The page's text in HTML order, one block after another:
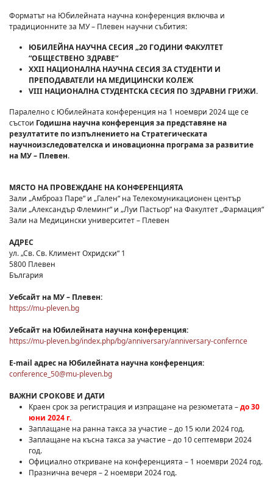
Форматът на Юбилейната научна конференция включва и
традиционните за МУ – Плевен научни събития:
ЮБИЛЕЙНА НАУЧНА СЕСИЯ „20 ГОДИНИ ФАКУЛТЕТ
“OБЩЕСТВЕНО ЗДРАВЕ“
XXII НАЦИОНАЛНА НАУЧНА СЕСИЯ ЗА СТУДЕНТИ И
ПРЕПОДАВАТЕЛИ НАMЕДИЦИНСКИ КОЛЕЖ
VIII НАЦИОНАЛНА СТУДЕНТСКА СЕСИЯ ПО ЗДРАВНИ ГРИЖИ.
Паралелно с Юбилейната конференция на 1 ноември 2024 ще се
състои Годишна научна конференция за представяне на
резултатите по изпълнението на Стратегическата
научноизследователска и иновационна програма за развитие
на МУ – Плевен.
МЯСТО НА ПРОВЕЖДАНЕ НА КОНФЕРЕНЦИЯТА
Зали „Амброаз Паре“ и „Гален“ на Телекомуникационен център
Зали „Александър Флеминг“ и „Луи Пастьор“ на Факултет „Фармация“
Зали на Медицински университет – Плевен
АДРЕС
ул. „Св. Св. Климент Охридски“ 1
5800 Плевен
България
Уебсайт на МУ – Плевен:
https://mu-pleven.bg
Уебсайт на Юбилейната научна конференция:
https://mu-pleven.bg/index.php/bg/anniversary/anniversary-confernce
Е-mail адрес на Юбилейната научна конференция:
conference_50@mu-pleven.bg
ВАЖНИ СРОКОВЕ И ДАТИ
Краен срок за регистрация и изпращане на резюметата –до 30
юни 2024 г.
Заплащане на ранна такса за участие – до 15 юли 2024 год.
Заплащане на късна такса за участие – до 10 септември 2024
год.
Официално откриване на конференцията – 1 ноември 2024 год.
Празнична вечеря – 2 ноември 2024 год.